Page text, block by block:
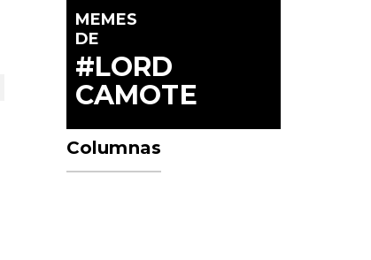
MEMES
DE
#LORD
CAMOTE
Columnas